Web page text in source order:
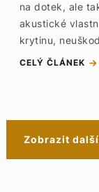
na dotek, ale
akustické
krytinu,
CELÝ ČLÁNEK
Zobrazit